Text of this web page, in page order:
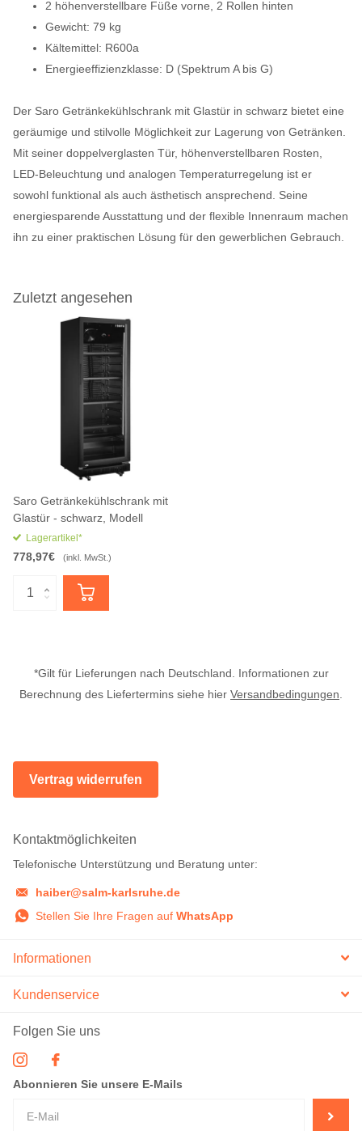
2 höhenverstellbare Füße vorne, 2 Rollen hinten
Gewicht: 79 kg
Kältemittel: R600a
Energieeffizienzklasse: D (Spektrum A bis G)
Der Saro Getränkekühlschrank mit Glastür in schwarz bietet eine
geräumige und stilvolle Möglichkeit zur Lagerung von Getränken.
Mit seiner doppelverglasten Tür, höhenverstellbaren Rosten,
LED-Beleuchtung und analogen Temperaturregelung ist er
sowohl funktional als auch ästhetisch ansprechend. Seine
energiesparende Ausstattung und der flexible Innenraum machen
ihn zu einer praktischen Lösung für den gewerblichen Gebrauch.
Zuletzt angesehen
Saro Getränkekühlschrank mit
Glastür - schwarz, Modell
Lagerartikel*
778,97€ (inkl. MwSt.)
*Gilt für Lieferungen nach Deutschland. Informationen zur
Berechnung des Liefertermins siehe hier Versandbedingungen.
Vertrag widerrufen
Kontaktmöglichkeiten
Telefonische Unterstützung und Beratung unter:
haiber@salm-karlsruhe.de
Stellen Sie Ihre Fragen auf WhatsApp
Informationen
Kundenservice
Folgen Sie uns
Abonnieren Sie unsere E-Mails